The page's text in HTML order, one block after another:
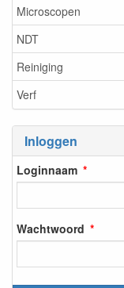
Microscopen
NDT
Reiniging
Verf
Inloggen
Loginnaam
Wachtwoord